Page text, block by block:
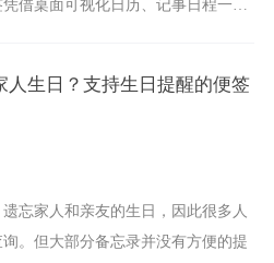
借桌面可视化日历、记事日程一体
人生日？支持生日提醒的便签
忘家人和亲友的生日，因此很多人
。但大部分备忘录并没有方便的提